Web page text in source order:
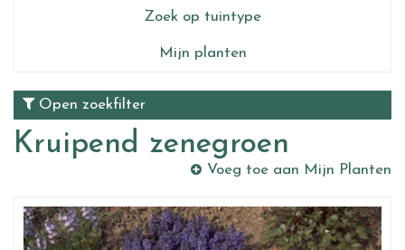
Zoek op tuintype
Mijn planten
Open zoekfilter
Kruipend zenegroen
Voeg toe aan Mijn Planten